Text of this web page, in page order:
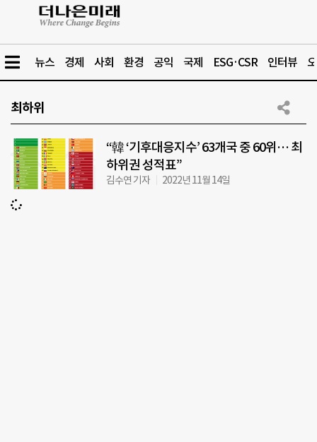
뉴스 경제 사회 환경 공익 국제 ESG·CSR 인터뷰
최하위
“韓 ‘기후대응지수’ 63개국 중 60위… 최
하위권 성적표”
김수연 기자 2022년 11월 14일